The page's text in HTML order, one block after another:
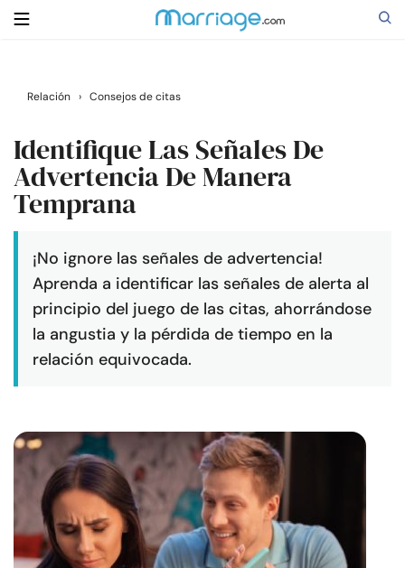
Buscar
Casarse
Relaciones
Familia
Ayuda
Cursos
Recursos
Comunidad
Encuentra un terapeuta
Relación › Consejos de citas
Identifique Las Señales De
Advertencia De Manera
Temprana
¡No ignore las señales de advertencia!
Aprenda a identificar las señales de alerta al
principio del juego de las citas, ahorrándose
la angustia y la pérdida de tiempo en la
relación equivocada.